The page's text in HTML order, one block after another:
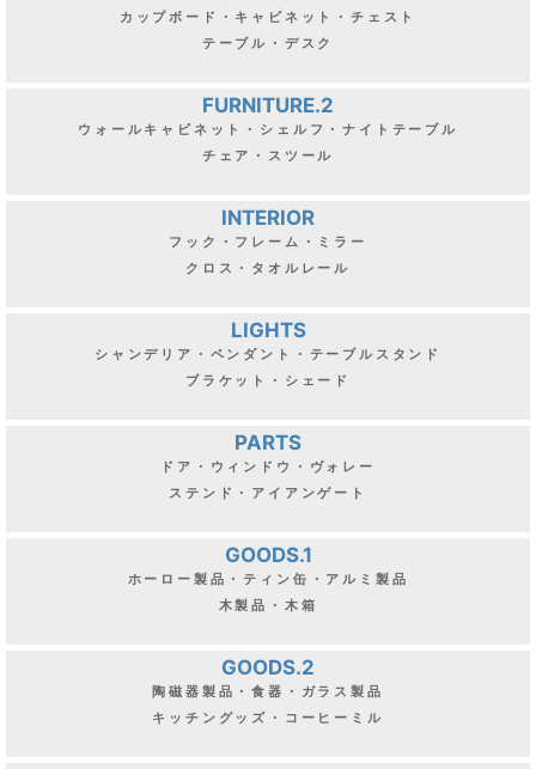
カップボード・キャビネット・チェスト
テーブル・デスク
FURNITURE.2
ウォールキャビネット・シェルフ・ナイトテーブル
チェア・スツール
INTERIOR
フック・フレーム・ミラー
クロス・タオルレール
LIGHTS
シャンデリア・ペンダント・テーブルスタンド
ブラケット・シェード
PARTS
ドア・ウィンドウ・ヴォレー
ステンド・アイアンゲート
GOODS.1
ホーロー製品・ティン缶・アルミ製品
木製品・木箱
GOODS.2
陶磁器製品・食器・ガラス製品
キッチングッズ・コーヒーミル